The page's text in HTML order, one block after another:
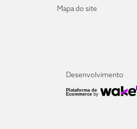
Mapa do site
Desenvolvimento